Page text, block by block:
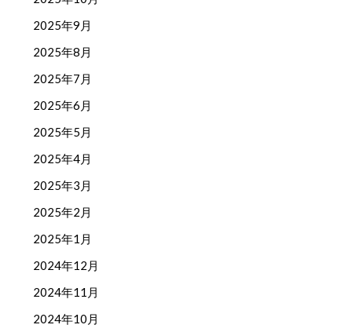
2025年9月
2025年8月
2025年7月
2025年6月
2025年5月
2025年4月
2025年3月
2025年2月
2025年1月
2024年12月
2024年11月
2024年10月